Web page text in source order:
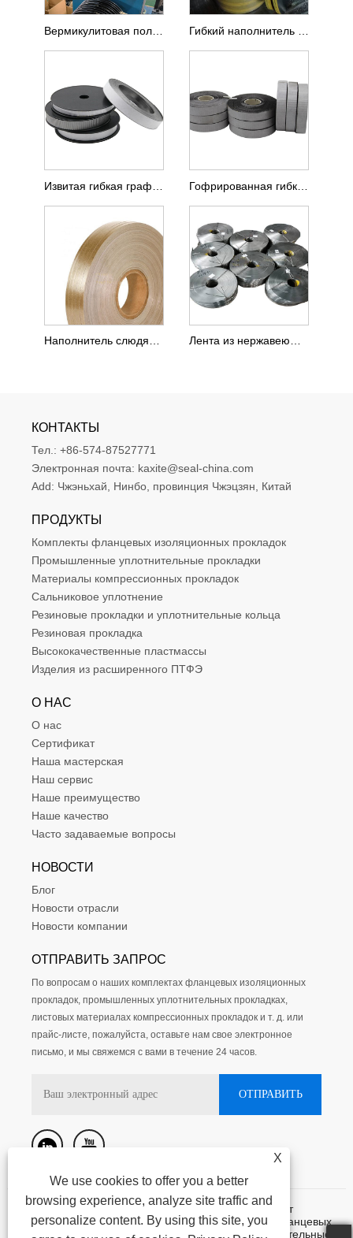
Вермикулитовая полоса для спирально-навитой прокладки
Гофрированная гибкая графитовая лента с клеем
Наполнитель слюдяной ленты для производства спирально-навитой прокладки Лента из нержавеющей стали V-образной формы SS 304 для спирально-навитой прокладки
КОНТАКТЫ
Тел.: +86-574-87527771
Электронная почта: kaxite@seal-china.com
Add: Чжэньхай, Нинбо, провинция Чжэцзян, Китай
ПРОДУКТЫ
Комплекты фланцевых изоляционных прокладок
Промышленные уплотнительные прокладки
Материалы компрессионных прокладок
Сальниковое уплотнение
Резиновые прокладки и уплотнительные кольца
Резиновая прокладка
Высококачественные пластмассы
Изделия из расширенного ПТФЭ
О НАС
О нас
Сертификат
Наша мастерская
Наш сервис
Наше преимущество
Наше качество
Часто задаваемые вопросы
НОВОСТИ
Блог
Новости отрасли
Новости компании
ОТПРАВИТЬ ЗАПРОС
По вопросам о наших комплектах фланцевых изоляционных
прокладок, промышленных уплотнительных прокладках,
листовых материалах компрессионных прокладок и т. д. или
прайс-листе, пожалуйста, оставьте нам свое электронное
письмо, и мы свяжемся с вами в течение 24 часов.
Авторское право @ 2015-2023 Нинбо Кассит
герметизирующие материалы лтд. - Комплекты фланцевых
изоляционных прокладок, промышленные уплотнительные
X
We use cookies to offer you a better
browsing experience, analyze site traffic and
personalize content. By using this site, you